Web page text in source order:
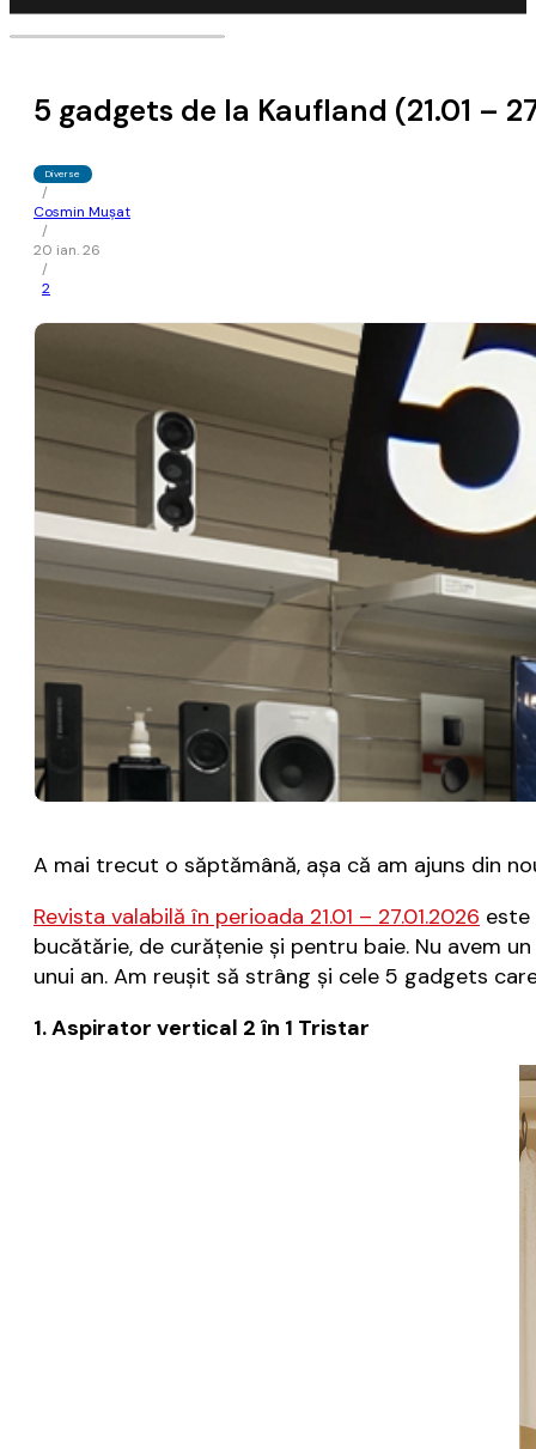
5 gadgets de la Kaufland (21.01 –
Diverse
/
Cosmin Mușat
/
20 ian. 26
/
2
A mai trecut o săptămână, aşa că am ajuns din
Revista valabilă în perioada 21.01 – 27.01.2026 este
bucătărie, de curăţenie şi pentru baie. Nu avem
unui an. Am reuşit să strâng şi cele 5 gadgets
1. Aspirator vertical 2 în 1 Tristar